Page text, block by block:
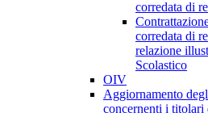
corredata di
corredata di
relazione
Scolastico
OIV
Aggiornamento
concernenti i